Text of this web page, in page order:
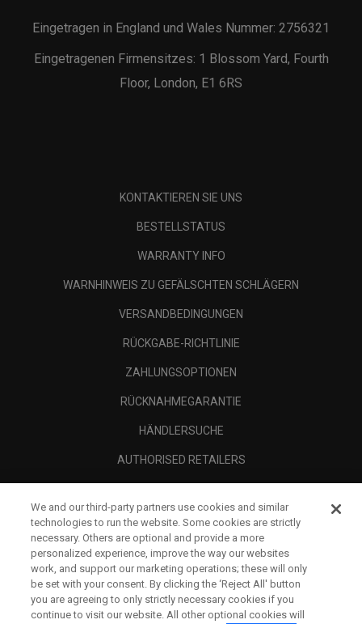
Eingetragen in England und Wales Nummer: 2756321
Eingetragenen Firmensitzes: 1 Blossom Yard, Fourth
Floor, London, E1 6RS
KONTAKTIEREN SIE UNS
BESTELLSTATUS
WARRANTY INFO
WARNHINWEIS ZU GEFÄLSCHTEN SCHLÄGERN
VERSANDBEDINGUNGEN
RÜCKGABE-RICHTLINIE
ZAHLUNGSOPTIONEN
RÜCKNAHMEGARANTIE
HÄNDLERSUCHE
AUTHORISED RETAILERS
UNTERNEHMENSPROFIL
RECHTLICHES-
We and our third-party partners use cookies and similar
technologies to run the website. Some cookies are strictly
necessary. Others are optional and provide a more
personalized experience, improve the way our websites
work, and support our marketing operations; these will only
be set with your consent. By clicking the ‘Reject All' button
you are agreeing to only strictly necessary cookies if you
continue to visit our website. All other optional cookies will